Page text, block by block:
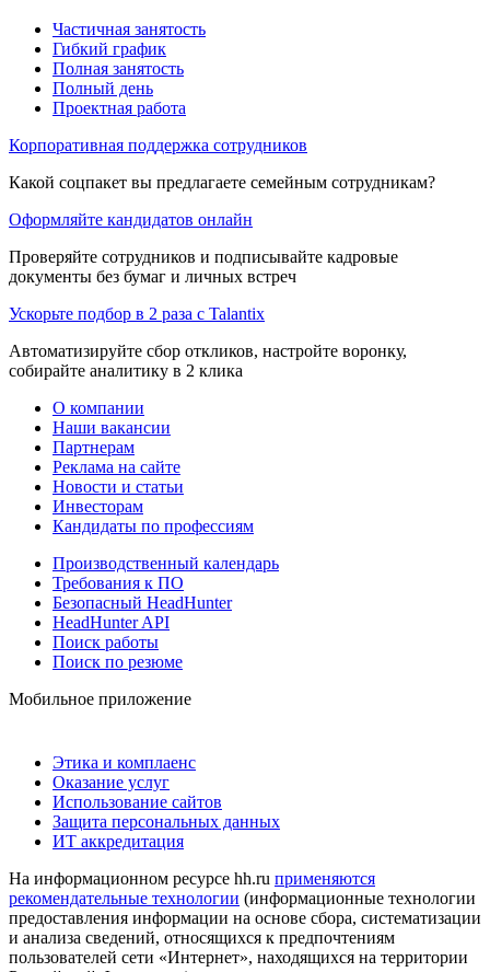
Частичная занятость
Гибкий график
Полная занятость
Полный день
Проектная работа
Корпоративная поддержка сотрудников
Какой соцпакет вы предлагаете семейным сотрудникам?
Оформляйте кандидатов онлайн
Проверяйте сотрудников и подписывайте кадровые
документы без бумаг и личных встреч
Ускорьте подбор в 2 раза с Talantix
Автоматизируйте сбор откликов, настройте воронку,
собирайте аналитику в 2 клика
О компании
Наши вакансии
Партнерам
Реклама на сайте
Новости и статьи
Инвесторам
Кандидаты по профессиям
Производственный календарь
Требования к ПО
Безопасный HeadHunter
HeadHunter API
Поиск работы
Поиск по резюме
Мобильное приложение
Этика и комплаенс
Оказание услуг
Использование сайтов
Защита персональных данных
ИТ аккредитация
На информационном ресурсе hh.ru применяются
рекомендательные технологии (информационные технологии
предоставления информации на основе сбора, систематизации
и анализа сведений, относящихся к предпочтениям
пользователей сети «Интернет», находящихся на территории